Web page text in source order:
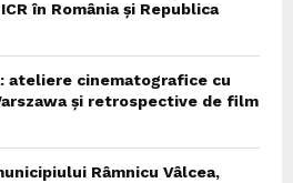
în România și Republica
ateliere cinematografice cu
și retrospective de film
Râmnicu Vâlcea,